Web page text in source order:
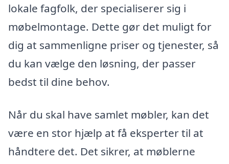
lokale fagfolk, der specialiserer sig i
møbelmontage. Dette gør det muligt for
dig at sammenligne priser og tjenester, så
du kan vælge den løsning, der passer
bedst til dine behov.
Når du skal have samlet møbler, kan det
være en stor hjælp at få eksperter til at
håndtere det. Det sikrer, at møblerne